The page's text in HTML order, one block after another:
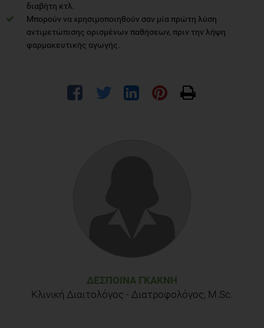
διαβήτη κτλ.
Μπορούν να χρησιμοποιηθούν σαν μία πρώτη λύση
αντιμετώπισης ορισμένων παθήσεων, πριν την λήψη
φαρμακευτικής αγωγής.
ΔΈΣΠΟΙΝΑ ΓΚΑΚΝΉ
Κλινική Διαιτολόγος - Διατροφολόγος, M.Sc.